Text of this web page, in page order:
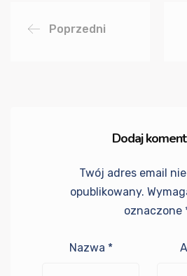
Poprzedni
Dodaj
Twój adres email
opublikowany.
oznaczone
Nazwa *